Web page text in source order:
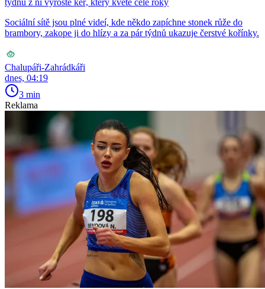
Sociální sítě jsou plné videí, kde někdo zapíchne stonek růže do
brambory, zakope ji do hlízy a za pár týdnů ukazuje čerstvé kořínky.
Chalupáři-Zahrádkáři
dnes, 04:19
3 min
Reklama